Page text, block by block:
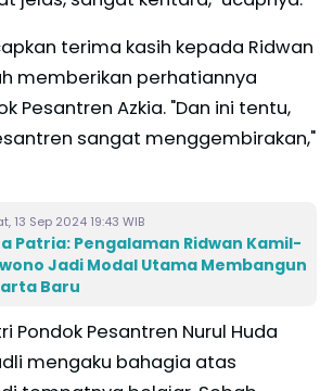
terima kasih kepada Ridwan
memberikan perhatiannya
Pesantren Azkia. "Dan ini tentu,
sangat menggembirakan,"
13 Sep 2024 19:43 WIB
Patria: Pengalaman Ridwan Kamil-
Jadi Modal Utama Membangun
Baru
Pondok Pesantren Nurul Huda
mengaku bahagia atas